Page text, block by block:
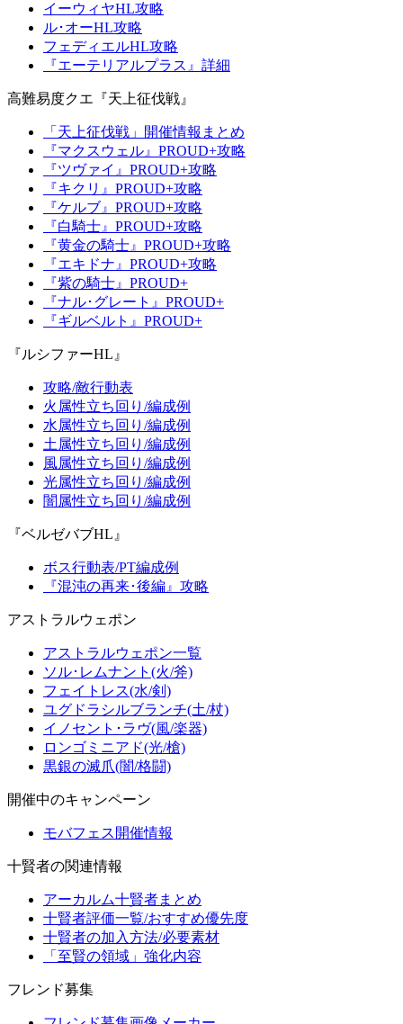
イーウィヤHL攻略
ル･オーHL攻略
フェディエルHL攻略
『エーテリアルプラス』詳細
高難易度クエ『天上征伐戦』
「天上征伐戦」開催情報まとめ
『マクスウェル』PROUD+攻略
『ツヴァイ』PROUD+攻略
『キクリ』PROUD+攻略
『ケルブ』PROUD+攻略
『白騎士』PROUD+攻略
『黄金の騎士』PROUD+攻略
『エキドナ』PROUD+攻略
『紫の騎士』PROUD+
『ナル･グレート』PROUD+
『ギルベルト』PROUD+
『ルシファーHL』
攻略/敵行動表
火属性立ち回り/編成例
水属性立ち回り/編成例
土属性立ち回り/編成例
風属性立ち回り/編成例
光属性立ち回り/編成例
闇属性立ち回り/編成例
『ベルゼバブHL』
ボス行動表/PT編成例
『混沌の再来･後編』攻略
アストラルウェポン
アストラルウェポン一覧
ソル･レムナント(火/斧)
フェイトレス(水/剣)
ユグドラシルブランチ(土/杖)
イノセント･ラヴ(風/楽器)
ロンゴミニアド(光/槍)
黒銀の滅爪(闇/格闘)
開催中のキャンペーン
モバフェス開催情報
十賢者の関連情報
アーカルム十賢者まとめ
十賢者評価一覧/おすすめ優先度
十賢者の加入方法/必要素材
「至賢の領域」強化内容
フレンド募集